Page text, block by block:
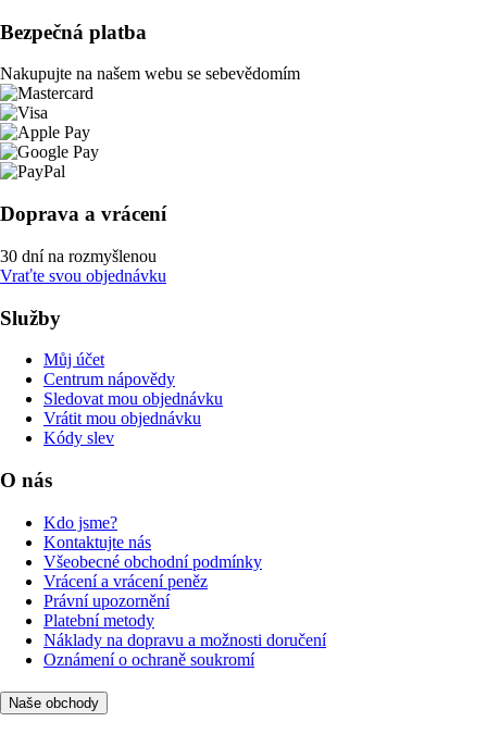
Bezpečná platba
Nakupujte na našem webu se sebevědomím
Doprava a vrácení
30 dní na rozmyšlenou
Vraťte svou objednávku
Služby
Můj účet
Centrum nápovědy
Sledovat mou objednávku
Vrátit mou objednávku
Kódy slev
O nás
Kdo jsme?
Kontaktujte nás
Všeobecné obchodní podmínky
Vrácení a vrácení peněz
Právní upozornění
Platební metody
Náklady na dopravu a možnosti doručení
Oznámení o ochraně soukromí
Naše obchody